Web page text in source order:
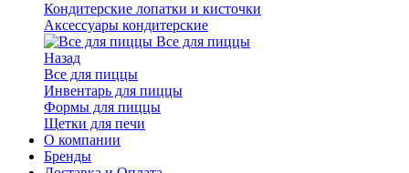
Кондитерские лопатки и кисточки
Аксессуары кондитерские
Все для пиццы
Назад
Все для пиццы
Инвентарь для пиццы
Формы для пиццы
Щетки для печи
О компании
Бренды